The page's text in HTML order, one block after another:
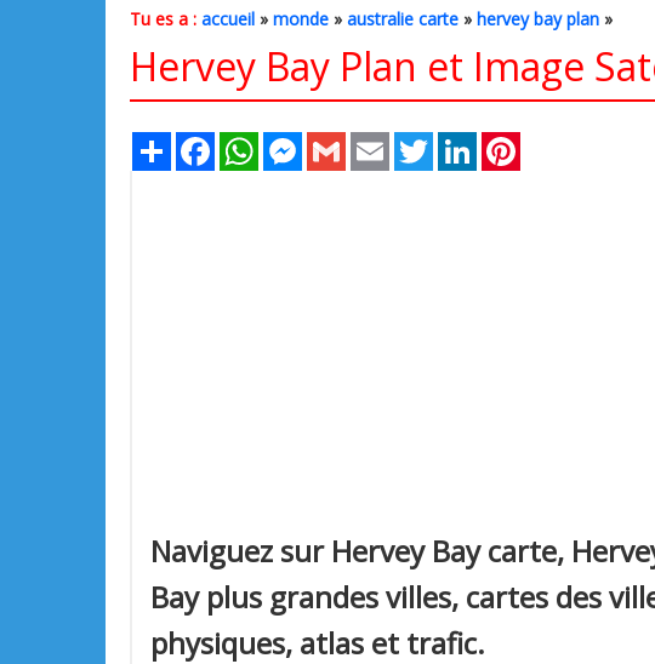
Tu es a : accueil » monde » australie carte » hervey bay plan »
Hervey Bay Plan et Image
Share FacebookWhatsAppMessenger
Gmail Email TwitterLinkedIn
Naviguez sur Hervey Bay carte,
Bay plus grandes villes, cartes des
physiques, atlas et trafic.